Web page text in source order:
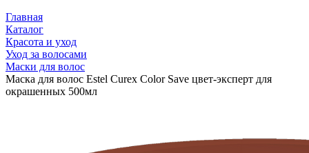
Главная
Каталог
Красота и уход
Уход за волосами
Маски для волос
Маска для волос Estel Curex Color Save цвет-эксперт для
окрашенных 500мл